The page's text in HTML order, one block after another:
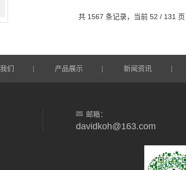
共 1567 条记录，当前 52 / 131 页
们 产品展示 新闻资讯
邮箱：
davidkoh@163.com